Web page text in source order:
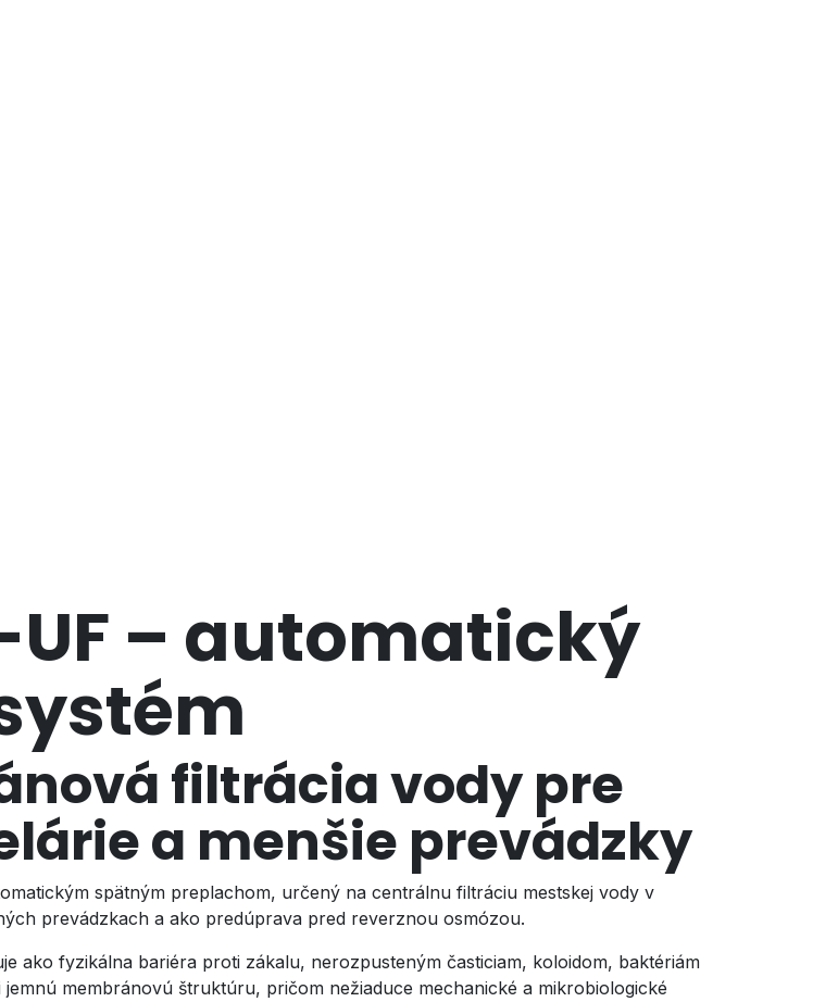
UF – automatický
filtrácia vody pre
a menšie prevádzky
spätným preplachom, určený na centrálnu filtráciu mestskej vody v
prevádzkach a ako predúprava pred reverznou osmózou.
ako fyzikálna bariéra proti zákalu, nerozpusteným časticiam, koloidom, baktériám
membránovú štruktúru, pričom nežiaduce mechanické a mikrobiologické